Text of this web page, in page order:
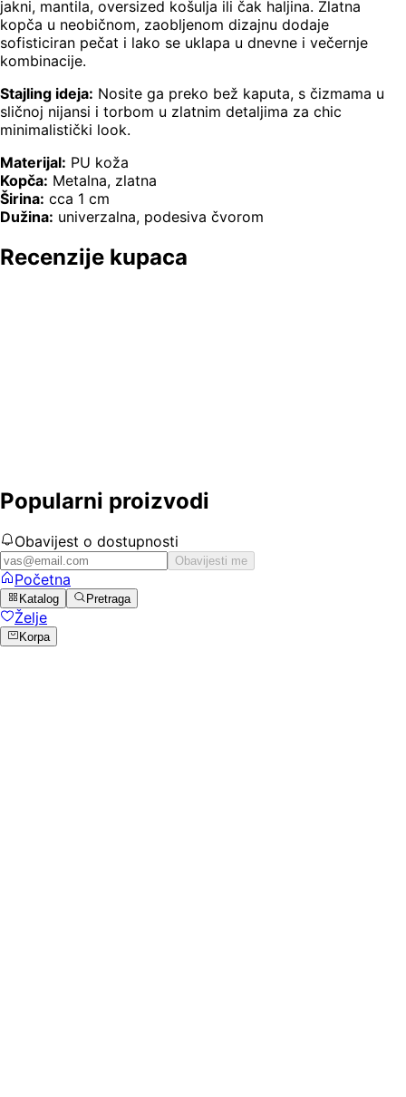
jakni, mantila, oversized košulja ili čak haljina. Zlatna
kopča u neobičnom, zaobljenom dizajnu dodaje
sofisticiran pečat i lako se uklapa u dnevne i večernje
kombinacije.
Stajling ideja: Nosite ga preko bež kaputa, s čizmama u
sličnoj nijansi i torbom u zlatnim detaljima za chic
minimalistički look.
Materijal: PU koža
Kopča: Metalna, zlatna
Širina: cca 1 cm
Dužina: univerzalna, podesiva čvorom
Recenzije kupaca
Popularni proizvodi
Obavijest o dostupnosti
Obavijesti me
Početna
Katalog Pretraga
Želje
Korpa